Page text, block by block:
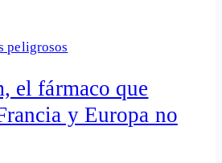
peligrosos
el fármaco que
y Europa no